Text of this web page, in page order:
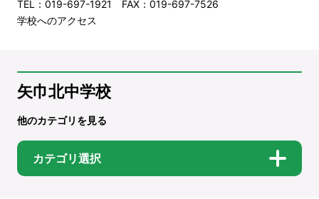
TEL：019-697-1921 FAX：019-697-7526
学校へのアクセス
矢巾北中学校
他のカテゴリを見る
カテゴリ選択